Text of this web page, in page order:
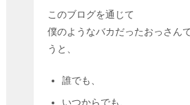
このブログを通じて
僕のようなバカだったおっさん
うと、
誰でも、
いつからでも、